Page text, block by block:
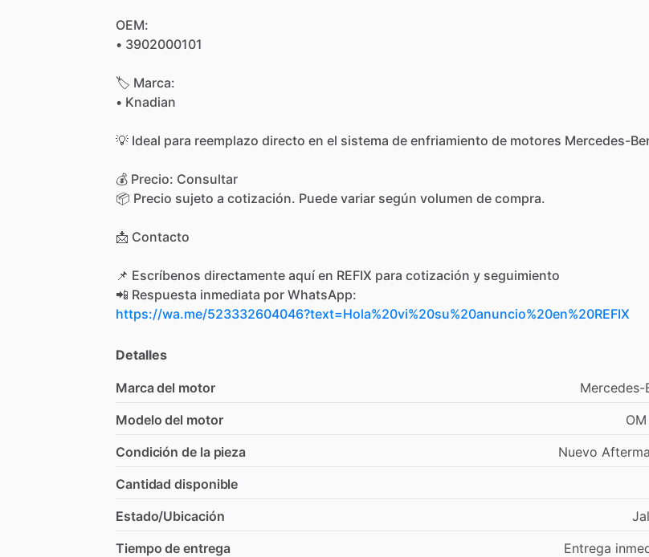
OEM:
• 3902000101
🏷 Marca:
• Knadian
💡 Ideal para reemplazo directo en el sistema de enfriamiento de motores Mercedes-
💰 Precio: Consultar
📦 Precio sujeto a cotización. Puede variar según volumen de compra.
📩 Contacto
📌 Escríbenos directamente aquí en REFIX para cotización y seguimiento
📲 Respuesta inmediata por WhatsApp:
https://wa.me/523332604046?text=Hola%20vi%20su%20anuncio%20en%20REFIX
Detalles
Marca del motor
Mercedes-
Modelo del motor
OM
Condición de la pieza
Nuevo
Cantidad disponible
Estado/Ubicación
Tiempo de entrega
Entrega